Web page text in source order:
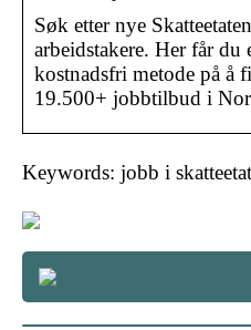
Søk etter nye
arbeidstakere. Her får du
kostnadsfri metode på å
19.500+ jobbtilbud i
Keywords: jobb i